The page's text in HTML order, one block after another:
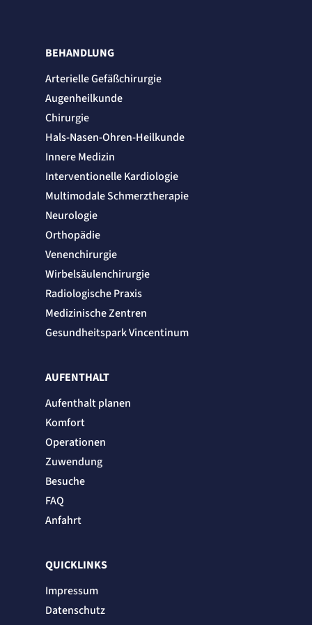
BEHANDLUNG
Arterielle Gefäßchirurgie
Augenheilkunde
Chirurgie
Hals-Nasen-Ohren-Heilkunde
Innere Medizin
Interventionelle Kardiologie
Multimodale Schmerztherapie
Neurologie
Orthopädie
Venenchirurgie
Wirbelsäulenchirurgie
Radiologische Praxis
Medizinische Zentren
Gesundheitspark Vincentinum
AUFENTHALT
Aufenthalt planen
Komfort
Operationen
Zuwendung
Besuche
FAQ
Anfahrt
QUICKLINKS
Impressum
Datenschutz
24 Std.
STELLENANGEBOTE
SmartRecruiters
OptanonConsent, datadome, __cf_bm u.A.
Anbieter:
Zweck:
Speichert die ausgewählten Filter-Eigenschaften des Benutzers, um die entsprechenden
Stellenangebote anzeigen zu können.
Cookie Laufzeit: